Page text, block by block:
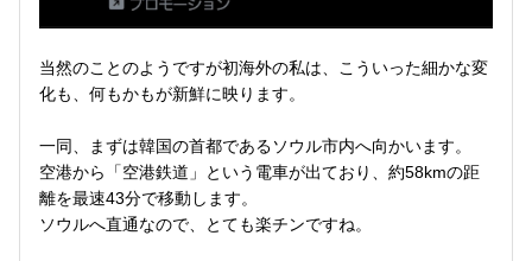
当然のことのようですが初海外の私は、こういった細かな変
化も、何もかもが新鮮に映ります。
一同、まずは韓国の首都であるソウル市内へ向かいます。
空港から「空港鉄道」という電車が出ており、約58kmの距
離を最速43分で移動します。
ソウルへ直通なので、とても楽チンですね。